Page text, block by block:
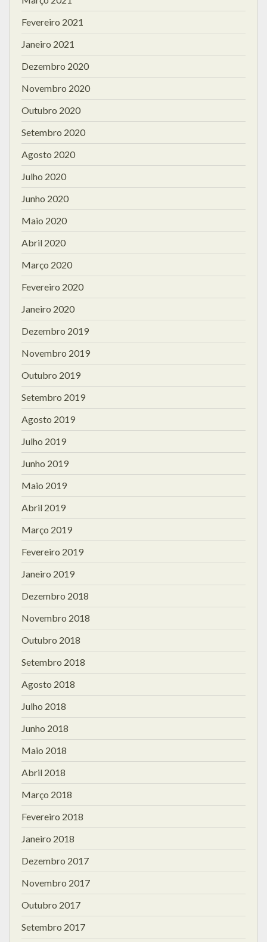
Fevereiro 2021
Janeiro 2021
Dezembro 2020
Novembro 2020
Outubro 2020
Setembro 2020
Agosto 2020
Julho 2020
Junho 2020
Maio 2020
Abril 2020
Março 2020
Fevereiro 2020
Janeiro 2020
Dezembro 2019
Novembro 2019
Outubro 2019
Setembro 2019
Agosto 2019
Julho 2019
Junho 2019
Maio 2019
Abril 2019
Março 2019
Fevereiro 2019
Janeiro 2019
Dezembro 2018
Novembro 2018
Outubro 2018
Setembro 2018
Agosto 2018
Julho 2018
Junho 2018
Maio 2018
Abril 2018
Março 2018
Fevereiro 2018
Janeiro 2018
Dezembro 2017
Novembro 2017
Outubro 2017
Setembro 2017